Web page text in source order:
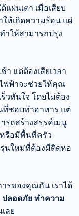
ผ่นเตา เมื่อเสียบ
ห้เกิดความร้อน แผ่
ำให้สามารถปรุง
แต่ต้องเสียเวลา
ฟฟ้าจะช่วยให้คุณ
วทันใจ โดยไม่ต้อง
ที่ชอบทำอาหาร แต่
ารถสร้างสรรค์เมนู
หรือมีพื้นที่ครัว
นใหม่ที่ต้องมีติดหอ
รของคุณกัน เราได้
ปลอดภัย ทำความ
ลย